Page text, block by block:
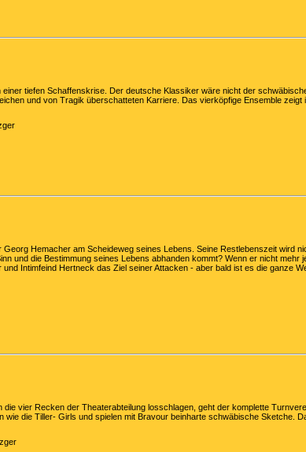
tiefen Schaffenskrise. Der deutsche Klassiker wäre nicht der
und von Tragik überschatteten Karriere. Das vierköpfige Ensemble zeigt
Hemacher am Scheideweg seines Lebens. Seine Restlebenszeit wird
und die Bestimmung seines Lebens abhanden kommt? Wenn er nicht mehr
Intimfeind Hertneck das Ziel seiner Attacken - aber bald ist es die ganze
vier Recken der Theaterabteilung losschlagen, geht der komplette
die Tiller- Girls und spielen mit Bravour beinharte schwäbische Sketche.